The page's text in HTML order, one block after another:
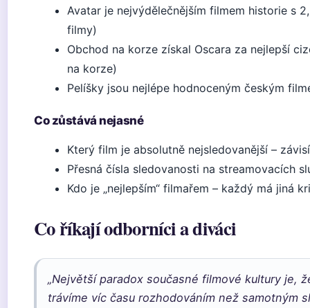
Avatar je nejvýdělečnějším filmem historie s
filmy)
Obchod na korze získal Oscara za nejlepší
na korze)
Pelíšky jsou nejlépe hodnoceným českým
Co zůstává nejasné
Který film je absolutně nejsledovanější –
Přesná čísla sledovanosti na streamovacích
Kdo je „nejlepším“ filmařem – každý má jiná
Co říkají odborníci a diváci
„Největší paradox současné filmové kultury je,
trávíme víc času rozhodováním než samotným